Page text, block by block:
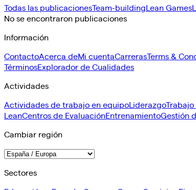
Todas las publicacionesTeam-buildingLean Games
No se encontraron publicaciones
Información
ContactoAcerca deMi cuentaCarrerasTerms &
TérminosExplorador de Cualidades
Actividades
Actividades de trabajo en equipoLiderazgo
LeanCentros de EvaluaciónEntrenamientoGestión
Cambiar región
Sectores